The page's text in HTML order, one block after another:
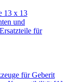
13 x 13
und
Ersatzteile für
für Geberit